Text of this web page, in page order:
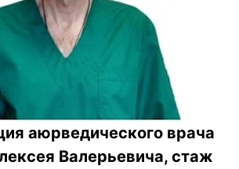
аюрведического врача
Валерьевича, стаж